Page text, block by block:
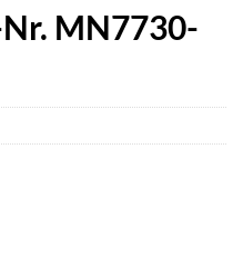
MN7730-